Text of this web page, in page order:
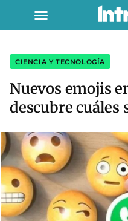
CIENCIA Y TECNOLOGÍA
Nuevos emojis
descubre cuáles